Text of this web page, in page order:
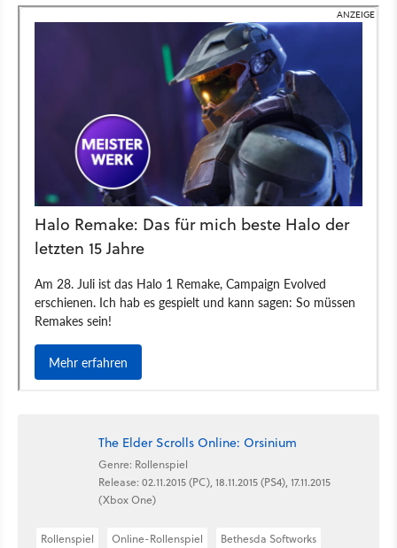
The Elder Scrolls Online: Orsinium
Genre: Rollenspiel
Release: 02.11.2015 (PC), 18.11.2015 (PS4), 17.11.2015
(Xbox One)
Rollenspiel Online-Rollenspiel Bethesda Softworks